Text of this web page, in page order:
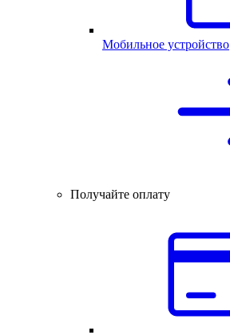
Мобильное устройство
Получайте оплату